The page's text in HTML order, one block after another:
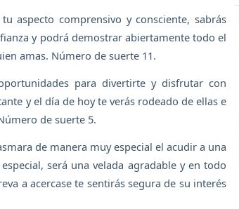
aspecto comprensivo y consciente, sabrás
y podrá demostrar abiertamente todo el
amas. Número de suerte 11.
para divertirte y disfrutar con
y el día de hoy te verás rodeado de ellas e
de suerte 5.
de manera muy especial el acudir a una
será una velada agradable y en todo
a acercase te sentirás segura de su interés